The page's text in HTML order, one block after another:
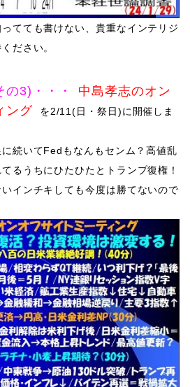
てても書けない、貴重なインテリジ
ださい。
の3) ・・・
中島孝志のオン
ング を2/11(日・祭日)に開催しま
続いてFedもなんもセンム？高値乱
るうちにひたひたとトランプ復権！
インチキしても今度は勝てないので